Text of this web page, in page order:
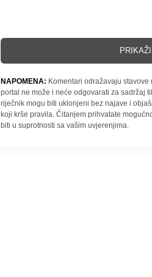
NAPOMENA: Komentari odražavaju
portal ne može i neće odgovarati za sadržaj
riječnik mogu biti uklonjeni bez najave i
koji krše pravila. Čitanjem prihvatate
biti u suprotnosti sa vašim uvjerenjima.